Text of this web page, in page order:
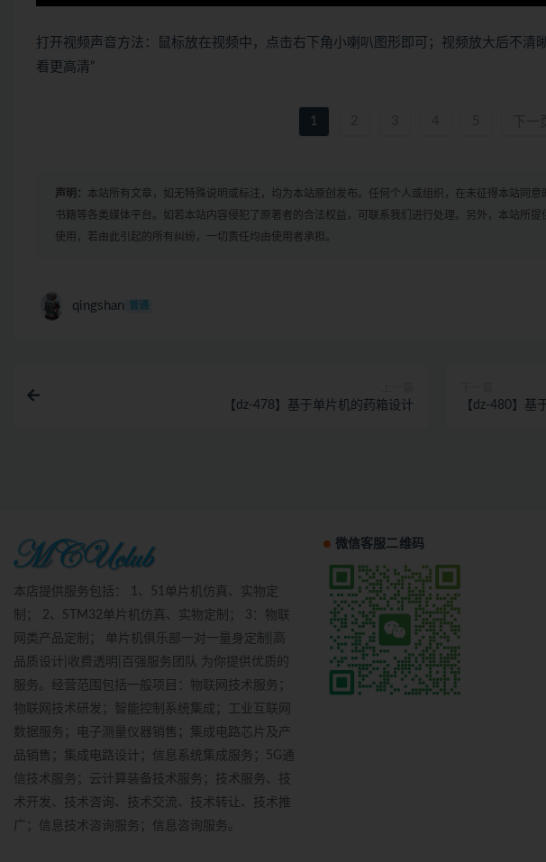
打开视频声音方法：鼠标放在视频中，点击右下角小喇叭图形即可；视频放大后不清
看更高清”
1
声明： 本站所有文章，如无特殊说明或标注，均为本站原创发布。任何个人或组织，在未征得本站同
书籍等各类媒体平台。如若本站内容侵犯了原著者的合法权益，可联系我们进行处理。另外，本站所
使用，若由此引起的所有纠纷，一切责任均由使用者承担。
qingshan 普通
【dz-478】基于单片机的药箱设计 【dz-480】基
本店提供服务包括： 1、51单片机仿真、实物定
制； 2、STM32单片机仿真、实物定制； 3：物联
网类产品定制； 单片机俱乐部一对一量身定制|高
品质设计|收费透明|百强服务团队 为你提供优质的
服务。经营范围包括一般项目：物联网技术服务；
物联网技术研发；智能控制系统集成；工业互联网
数据服务；电子测量仪器销售；集成电路芯片及产
品销售；集成电路设计；信息系统集成服务；5G通
信技术服务；云计算装备技术服务；技术服务、技
术开发、技术咨询、技术交流、技术转让、技术推
广；信息技术咨询服务；信息咨询服务。
微信客服二维码